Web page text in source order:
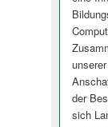
der
sich